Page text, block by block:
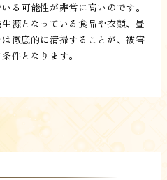
る可能性が非常に高いのです。
源となっている食品や衣類、畳
徹底的に清掃することが、被害
件となります。